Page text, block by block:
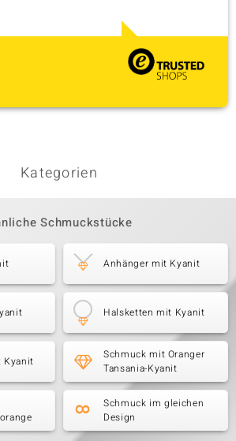
Kategorien
Schmuckstücke
Anhänger mit Kyanit
Halsketten mit Kyanit
Kyanit
Schmuck mit Oranger
Tansania-Kyanit
Schmuck im gleichen
Design